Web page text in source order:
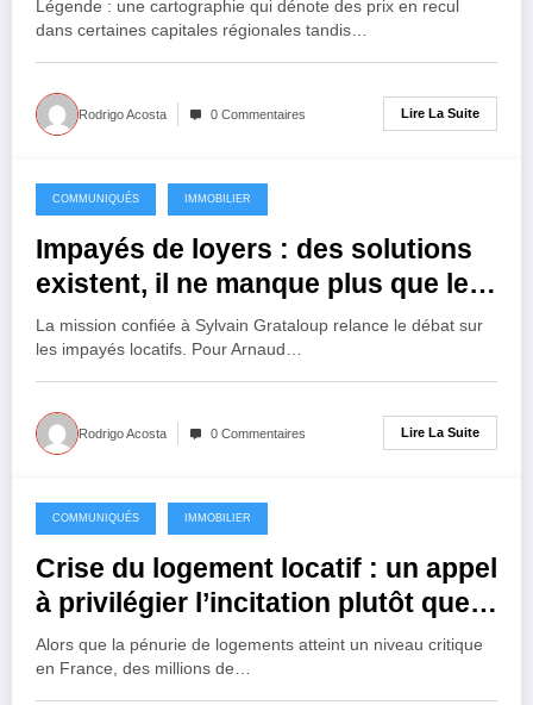
Légende : une cartographie qui dénote des prix en recul
dans certaines capitales régionales tandis…
Rodrigo Acosta 0 Commentaires Lire La Suite
30 avril 2026
COMMUNIQUÉS IMMOBILIER
Impayés de loyers : des solutions
existent, il ne manque plus que le
courage politique
La mission confiée à Sylvain Grataloup relance le débat sur
les impayés locatifs. Pour Arnaud…
Rodrigo Acosta 0 Commentaires Lire La Suite
29 avril 2026
COMMUNIQUÉS IMMOBILIER
Crise du logement locatif : un appel
à privilégier l’incitation plutôt que
la coercition
Alors que la pénurie de logements atteint un niveau critique
en France, des millions de…